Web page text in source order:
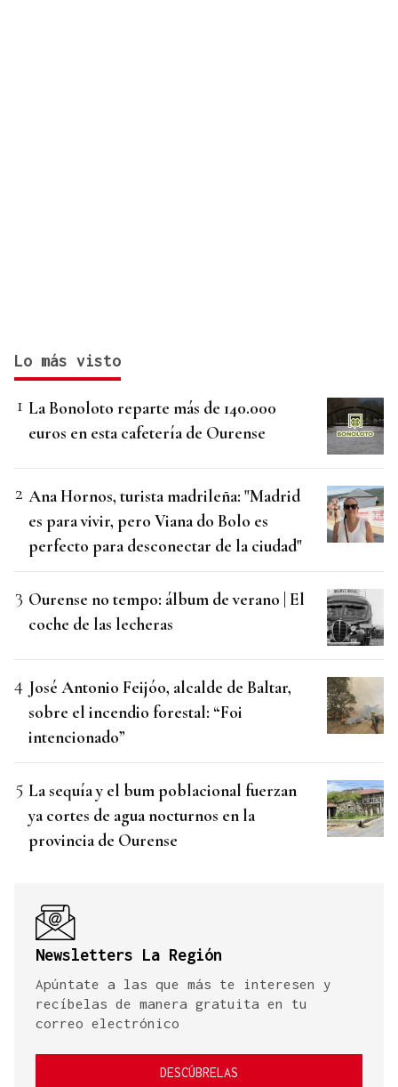
Lo más visto
La Bonoloto reparte más de 140.000
euros en esta cafetería de Ourense
Ana Hornos, turista madrileña: "Madrid
es para vivir, pero Viana do Bolo es
perfecto para desconectar de la ciudad"
Ourense no tempo: álbum de verano | El
coche de las lecheras
José Antonio Feijóo, alcalde de Baltar,
sobre el incendio forestal: “Foi
intencionado”
La sequía y el bum poblacional fuerzan
ya cortes de agua nocturnos en la
provincia de Ourense
Newsletters La Región
Apúntate a las que más te interesen y
recíbelas de manera gratuita en tu
correo electrónico
DESCÚBRELAS